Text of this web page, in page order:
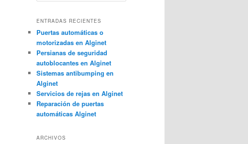
c
r
ENTRADAS RECIENTES
Puertas automáticas o
motorizadas en Alginet
Persianas de seguridad
autoblocantes en Alginet
Sistemas antibumping en
Alginet
Servicios de rejas en Alginet
Reparación de puertas
automáticas Alginet
ARCHIVOS